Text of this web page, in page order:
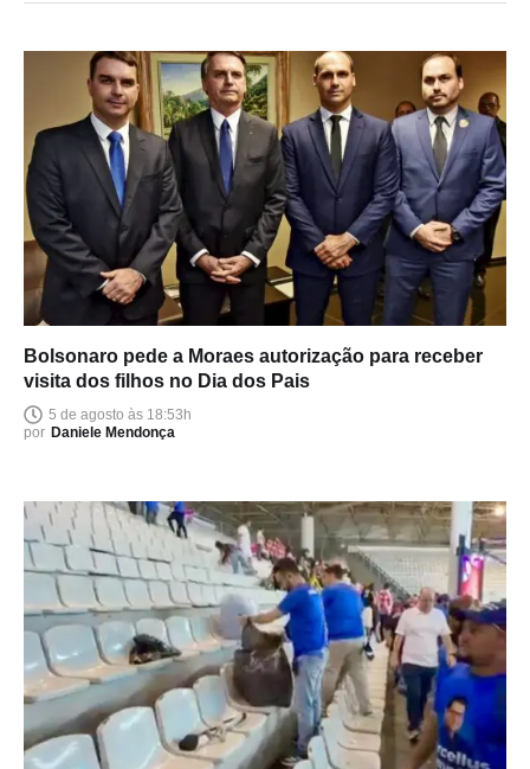
Bolsonaro pede a Moraes autorização para receber
visita dos filhos no Dia dos Pais
5 de agosto às 18:53h
por Daniele Mendonça